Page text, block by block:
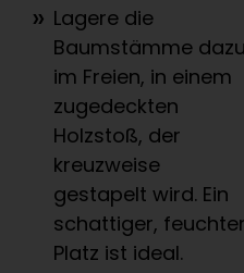
Lagere die
Baumstämme dazu
im Freien, in einem
zugedeckten
Holzstoß, der
kreuzweise
gestapelt wird. Ein
schattiger, feuchter
Platz ist ideal.